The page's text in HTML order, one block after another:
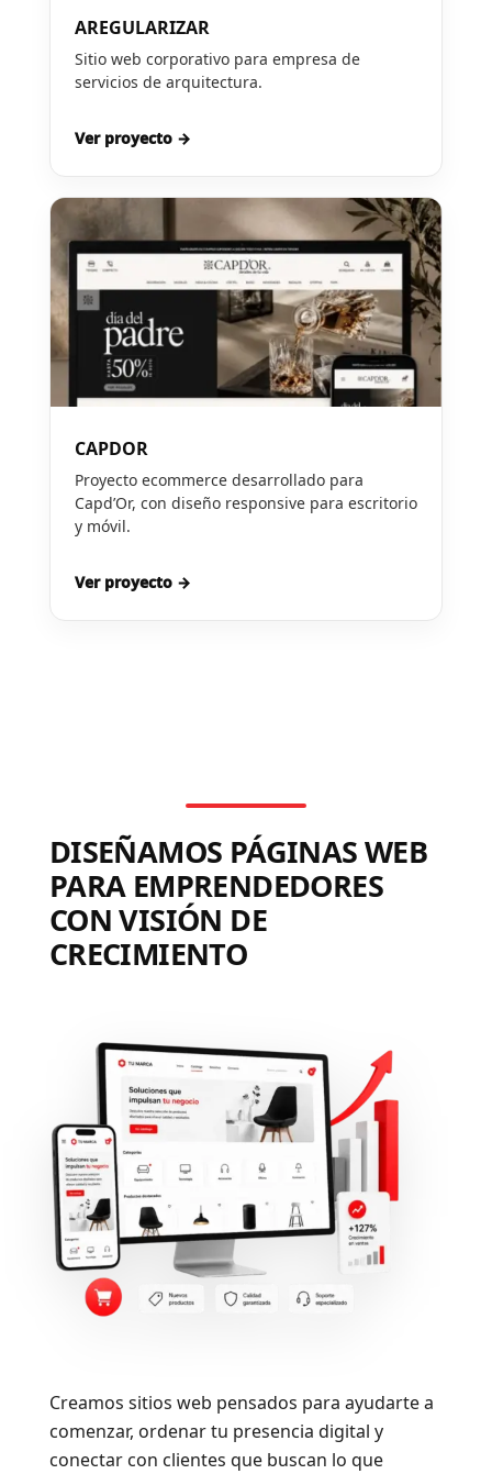
AREGULARIZAR
Sitio web corporativo para empresa de
servicios de arquitectura.
Ver proyecto →
CAPDOR
Proyecto ecommerce desarrollado para
Capd’Or, con diseño responsive para escritorio
y móvil.
Ver proyecto →
DISEÑAMOS PÁGINAS WEB
PARA EMPRENDEDORES
CON VISIÓN DE
CRECIMIENTO
Creamos sitios web pensados para ayudarte a
comenzar, ordenar tu presencia digital y
conectar con clientes que buscan lo que